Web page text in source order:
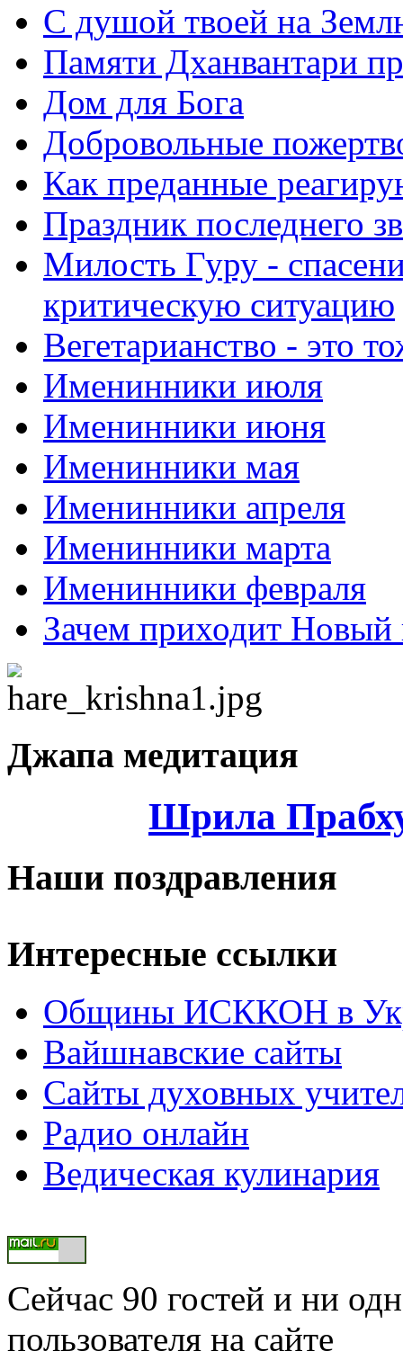
С душой твоей на
Памяти Дханвантари
Дом для Бога
Добровольные
Как преданные
Праздник последнего
Милость Гуру -
критическую ситуацию
Вегетарианство - это
Именинники июля
Именинники июня
Именинники мая
Именинники апреля
Именинники марта
Именинники февраля
Зачем приходит Новый
Джапа медитация
Шрила
Наши поздравления
Интересные ссылки
Общины ИСККОН в
Вайшнавские сайты
Сайты духовных
Радио онлайн
Ведическая кулинария
Сейчас 90 гостей и ни
пользователя на сайте